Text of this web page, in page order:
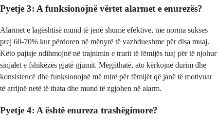
Pyetje 3: A funksionojnë vërtet alarmet e enurezës?
Alarmet e lagështisë mund të jenë shumë efektive, me norma sukses
prej 60-70% kur përdoren në mënyrë të vazhdueshme për disa muaj.
Këto pajisje ndihmojnë në trajnimin e trurit të fëmijës tuaj për të njohur
sinjalet e fshikëzës gjatë gjumit. Megjithatë, ato kërkojnë durim dhe
konsistencë dhe funksionojnë më mirë për fëmijët që janë të motivuar
të arrijnë netë të thata dhe mund të zgjohen në alarm.
Pyetje 4: A është enureza trashëgimore?